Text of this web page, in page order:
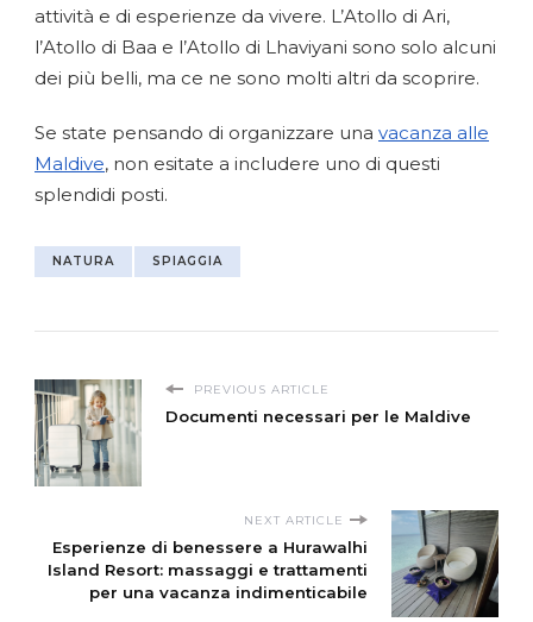
attività e di esperienze da vivere. L’Atollo di Ari,
l’Atollo di Baa e l’Atollo di Lhaviyani sono solo alcuni
dei più belli, ma ce ne sono molti altri da scoprire.
Se state pensando di organizzare una vacanza alle
Maldive, non esitate a includere uno di questi
splendidi posti.
NATURA SPIAGGIA
PREVIOUS ARTICLE
Documenti necessari per le Maldive
NEXT ARTICLE
Esperienze di benessere a Hurawalhi
Island Resort: massaggi e trattamenti
per una vacanza indimenticabile